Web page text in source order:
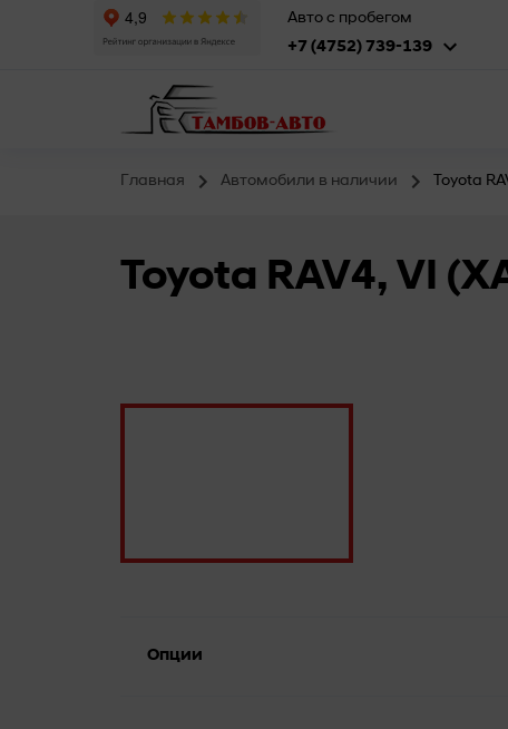
Авто с пробегом
+7 (4752) 739-139
Главная Автомобили в наличии Toyota
Toyota RAV4, VI
Опции